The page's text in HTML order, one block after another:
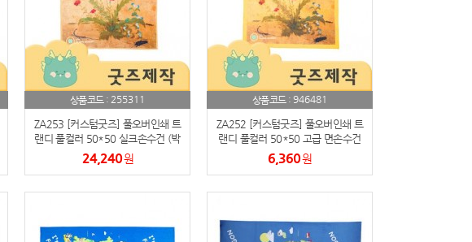
상품코드 : 255311
ZA253 [커스텀굿즈] 풀오버인쇄 트
랜디 풀컬러 50*50 실크손수건 (박
스제작가능)
24,240원
상품코드 : 946481
ZA252 [커스텀굿즈] 풀오버인쇄 트
랜디 풀컬러 50*50 고급 면손수건
(박스제작가능)
6,360원